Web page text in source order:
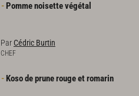
Pommenoisettevégétal
Par Cédric Burtin
CHEF
Kosodeprunerougeetromarin